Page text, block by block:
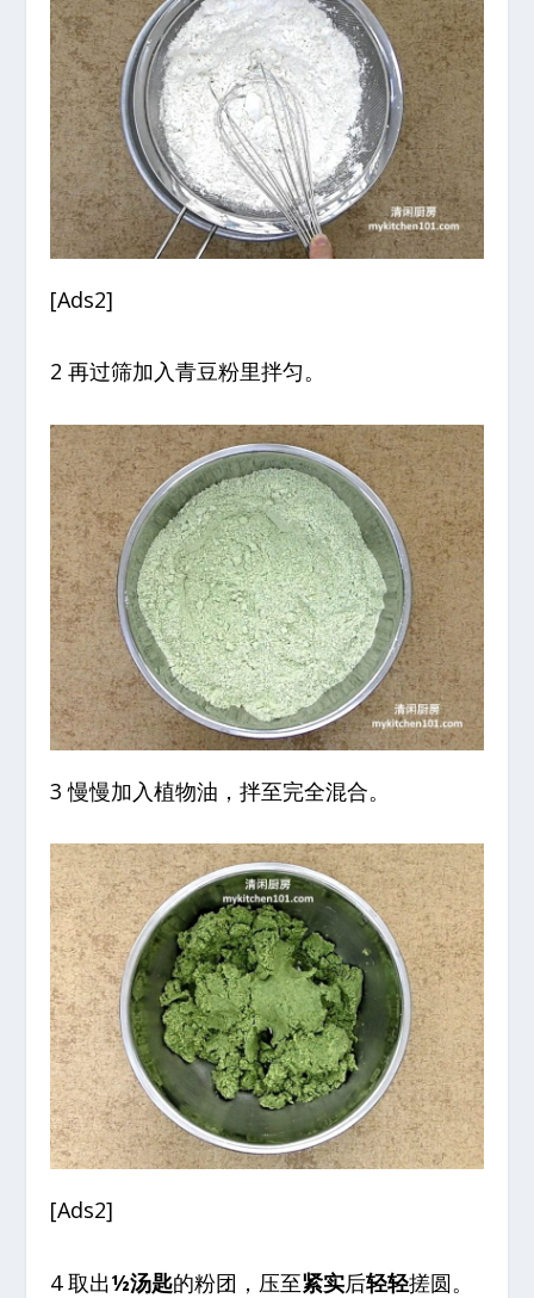
[Ads2]
2 再过筛加入青豆粉里拌匀。
3 慢慢加入植物油，拌至完全混合。
[Ads2]
4 取出½汤匙的粉团，压至紧实后轻轻搓圆。